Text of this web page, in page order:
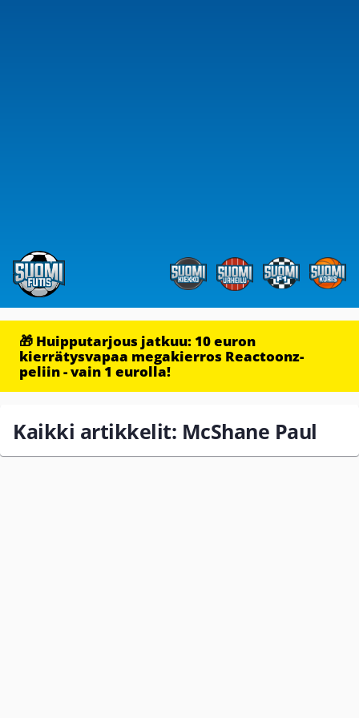
🎁 Huipputarjous jatkuu: 10 euron
kierrätysvapaa megakierros Reactoonz-
peliin - vain 1 eurolla!
Kaikki artikkelit: McShane Paul